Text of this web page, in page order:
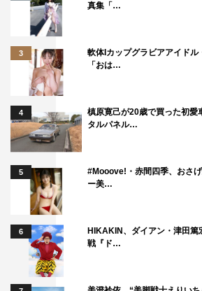
真集「…
3
軟体Iカップグラビアアイド
「おは…
4
槙原寛己が20歳で買った初愛
タルパネル…
5
#Mooove!・赤間四季、おさ
ー美…
6
HIKAKIN、ダイアン・津田篤
戦『ド…